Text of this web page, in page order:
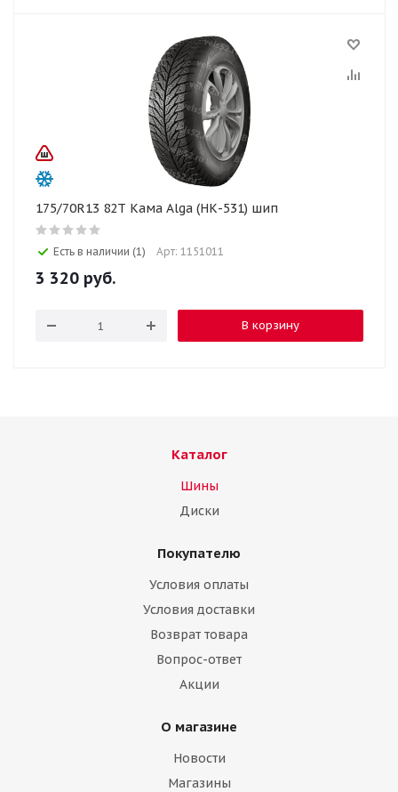
175/70R13 82T Кама Alga (НК-531) шип
Есть в наличии (1) Арт: 1151011
3 320 руб.
В корзину
Каталог
Шины
Диски
Покупателю
Условия оплаты
Условия доставки
Возврат товара
Вопрос-ответ
Акции
О магазине
Новости
Магазины